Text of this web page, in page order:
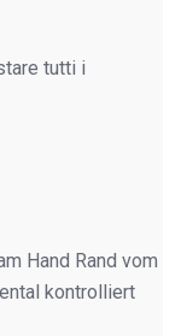
tutti i
Hand Rand vom
kontrolliert